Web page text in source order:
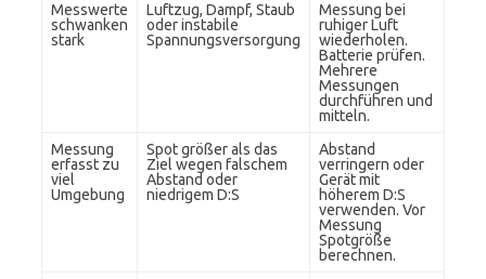
Messwerte
schwanken
stark
Luftzug, Dampf, Staub
oder instabile
Spannungsversorgung
Messung bei
ruhiger Luft
wiederholen.
Batterie prüfen.
Mehrere
Messungen
durchführen und
mitteln.
Messung
erfasst zu
viel
Umgebung
Spot größer als das
Ziel wegen falschem
Abstand oder
niedrigem D:S
Abstand
verringern oder
Gerät mit
höherem D:S
verwenden. Vor
Messung
Spotgröße
berechnen.